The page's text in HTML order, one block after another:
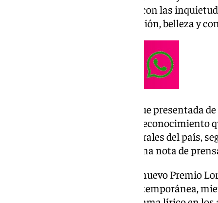
«que conecta la cultura clásica con las
de la poesía un espacio de reflexión, belleza y
La candidatura de Jaime Siles fue presentada
ABC, en una clara muestra del reconocimiento
en los principales medios culturales del país,
Ayuntamiento de Granada en una nota de
«Nacido en Valencia en 1951, el nuevo Premio
clave de la poesía española contemporánea,